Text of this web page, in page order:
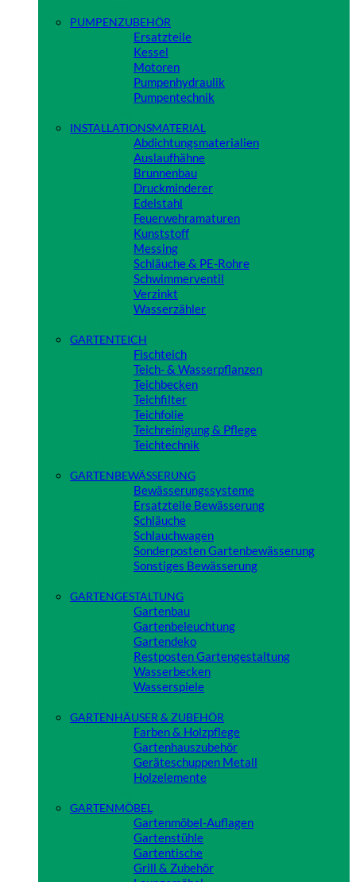
PUMPENZUBEHÖR
Ersatzteile
Kessel
Motoren
Pumpenhydraulik
Pumpentechnik
INSTALLATIONSMATERIAL
Abdichtungsmaterialien
Auslaufhähne
Brunnenbau
Druckminderer
Edelstahl
Feuerwehramaturen
Kunststoff
Messing
Schläuche & PE-Rohre
Schwimmerventil
Verzinkt
Wasserzähler
GARTENTEICH
Fischteich
Teich- & Wasserpflanzen
Teichbecken
Teichfilter
Teichfolie
Teichreinigung & Pflege
Teichtechnik
GARTENBEWÄSSERUNG
Bewässerungssysteme
Ersatzteile Bewässerung
Schläuche
Schlauchwagen
Sonderposten Gartenbewässerung
Sonstiges Bewässerung
GARTENGESTALTUNG
Gartenbau
Gartenbeleuchtung
Gartendeko
Restposten Gartengestaltung
Wasserbecken
Wasserspiele
GARTENHÄUSER & ZUBEHÖR
Farben & Holzpflege
Gartenhauszubehör
Geräteschuppen Metall
Holzelemente
GARTENMÖBEL
Gartenmöbel-Auflagen
Gartenstühle
Gartentische
Grill & Zubehör